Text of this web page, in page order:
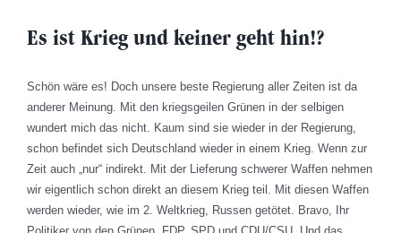
Es ist Krieg und keiner geht hin!?
Schön wäre es! Doch unsere beste Regierung aller Zeiten ist da
anderer Meinung. Mit den kriegsgeilen Grünen in der selbigen
wundert mich das nicht. Kaum sind sie wieder in der Regierung,
schon befindet sich Deutschland wieder in einem Krieg. Wenn zur
Zeit auch „nur“ indirekt. Mit der Lieferung schwerer Waffen nehmen
wir eigentlich schon direkt an diesem Krieg teil. Mit diesen Waffen
werden wieder, wie im 2. Weltkrieg, Russen getötet. Bravo, Ihr